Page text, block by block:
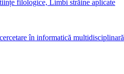
filologice, Limbi străine aplicate
în informatică multidisciplinară